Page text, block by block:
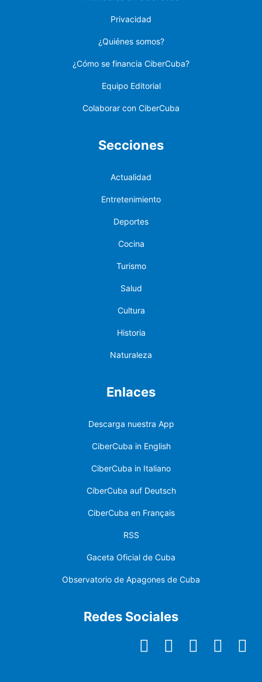
Privacidad
¿Quiénes somos?
¿Cómo se financia CiberCuba?
Equipo Editorial
Colaborar con CiberCuba
Secciones
Actualidad
Entretenimiento
Deportes
Cocina
Turismo
Salud
Cultura
Historia
Naturaleza
Enlaces
Descarga nuestra App
CiberCuba in English
CiberCuba in Italiano
CiberCuba auf Deutsch
CiberCuba en Français
RSS
Gaceta Oficial de Cuba
Observatorio de Apagones de Cuba
Redes Sociales